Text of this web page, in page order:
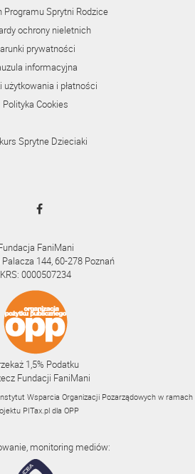
Programu Sprytni Rodzice
ochrony nieletnich
prywatności
informacyjna
użytkowania i płatności
Polityka Cookies
Sprytne Dzieciaki
FaniMani
144, 60-278 Poznań
KRS: 0000507234
1,5% Podatku
Fundacji FaniMani
Wsparcia Organizacji Pozarządowych w ramach
PITax.pl dla OPP
monitoring mediów: